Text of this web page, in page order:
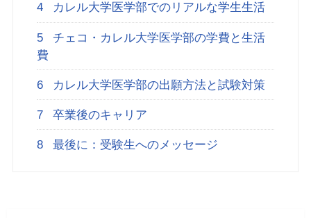
4 カレル大学医学部でのリアルな学生生活
5
チェコ・カレル大学医学部の学費と生活
費
6 カレル大学医学部の出願方法と試験対策
7 卒業後のキャリア
8 最後に：受験生へのメッセージ